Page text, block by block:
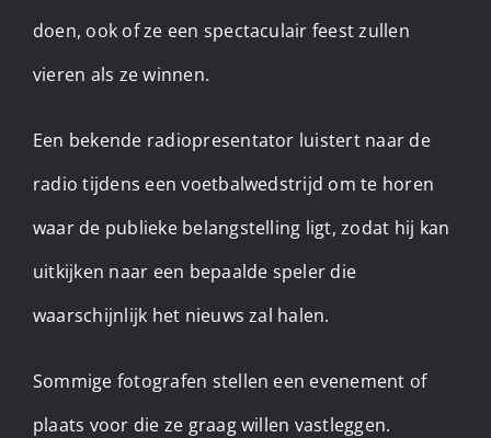
doen, ook of ze een spectaculair feest zullen
vieren als ze winnen.
Een bekende radiopresentator luistert naar de
radio tijdens een voetbalwedstrijd om te horen
waar de publieke belangstelling ligt, zodat hij kan
uitkijken naar een bepaalde speler die
waarschijnlijk het nieuws zal halen.
Sommige fotografen stellen een evenement of
plaats voor die ze graag willen vastleggen.